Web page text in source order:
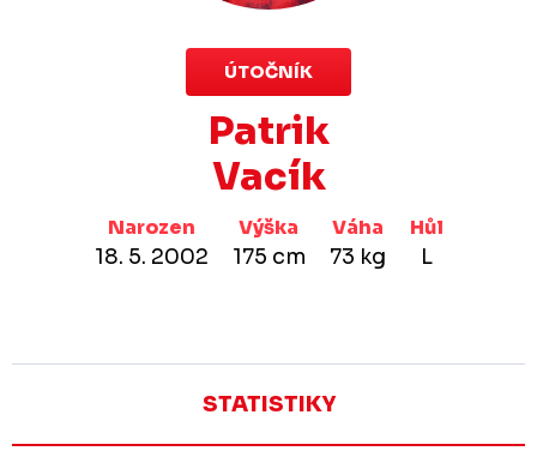
ÚTOČNÍK
Patrik
Vacík
Narozen
18. 5. 2002
Výška
175 cm
Váha
73 kg
Hůl
L
STATISTIKY